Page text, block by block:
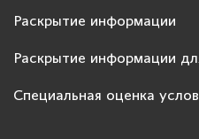
Раскрытие информации
Раскрытие информации
Специальная оценка